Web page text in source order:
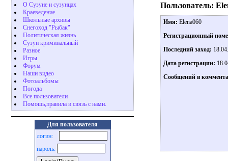
О Сузуне и сузунцах
Краеведение.
Школьные архивы
Снегоход "Рыбак"
Политическая жизнь
Сузун криминальный
Разное
Игры
Форум
Наши видео
Фотоальбомы
Погода
Все пользователи
Помощь,правила и связь с нами.
Для пользователя
логин:
пароль:
Пользователь:
Имя: Elena060
Регистрационный
Последний заход:
Дата регистрации:
Сообщений в